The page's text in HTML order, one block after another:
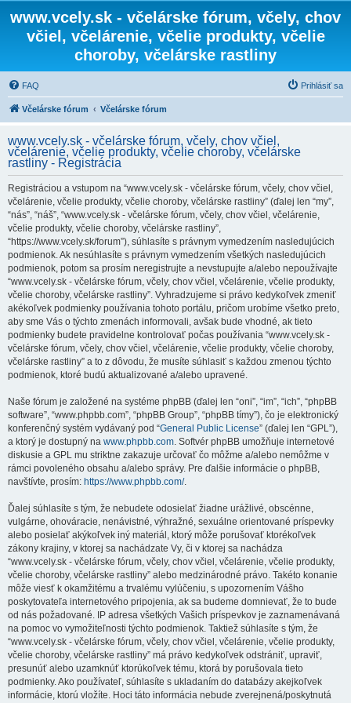
www.vcely.sk - včelárske fórum, včely, chov
včiel, včelárenie, včelie produkty, včelie
choroby, včelárske rastliny
FAQ Prihlásiť sa
Včelárske fórum Včelárske fórum
www.vcely.sk - včelárske fórum, včely, chov včiel,
včelárenie, včelie produkty, včelie choroby, včelárske
rastliny - Registrácia
Registráciou a vstupom na “www.vcely.sk - včelárske fórum, včely, chov včiel,
včelárenie, včelie produkty, včelie choroby, včelárske rastliny” (ďalej len “my”,
“nás”, “náš”, “www.vcely.sk - včelárske fórum, včely, chov včiel, včelárenie,
včelie produkty, včelie choroby, včelárske rastliny”,
“https://www.vcely.sk/forum”), súhlasíte s právnym vymedzením nasledujúcich
podmienok. Ak nesúhlasíte s právnym vymedzením všetkých nasledujúcich
podmienok, potom sa prosím neregistrujte a nevstupujte a/alebo nepoužívajte
“www.vcely.sk - včelárske fórum, včely, chov včiel, včelárenie, včelie produkty,
včelie choroby, včelárske rastliny”. Vyhradzujeme si právo kedykoľvek zmeniť
akékoľvek podmienky používania tohoto portálu, pričom urobíme všetko preto,
aby sme Vás o týchto zmenách informovali, avšak bude vhodné, ak tieto
podmienky budete pravidelne kontrolovať počas používania “www.vcely.sk -
včelárske fórum, včely, chov včiel, včelárenie, včelie produkty, včelie choroby,
včelárske rastliny” a to z dôvodu, že musíte súhlasiť s každou zmenou týchto
podmienok, ktoré budú aktualizované a/alebo upravené.
Naše fórum je založené na systéme phpBB (ďalej len “oni”, “im”, “ich”, “phpBB
software”, “www.phpbb.com”, “phpBB Group”, “phpBB tímy”), čo je elektronický
konferenčný systém vydávaný pod “General Public License” (ďalej len “GPL”),
a ktorý je dostupný na www.phpbb.com. Softvér phpBB umožňuje internetové
diskusie a GPL mu striktne zakazuje určovať čo môžme a/alebo nemôžme v
rámci povoleného obsahu a/alebo správy. Pre ďalšie informácie o phpBB,
navštívte, prosím: https://www.phpbb.com/.
Ďalej súhlasíte s tým, že nebudete odosielať žiadne urážlivé, obscénne,
vulgárne, ohováracie, nenávistné, výhražné, sexuálne orientované príspevky
alebo posielať akýkoľvek iný materiál, ktorý môže porušovať ktorékoľvek
zákony krajiny, v ktorej sa nachádzate Vy, či v ktorej sa nachádza
“www.vcely.sk - včelárske fórum, včely, chov včiel, včelárenie, včelie produkty,
včelie choroby, včelárske rastliny” alebo medzinárodné právo. Takéto konanie
môže viesť k okamžitému a trvalému vylúčeniu, s upozornením Vášho
poskytovateľa internetového pripojenia, ak sa budeme domnievať, že to bude
od nás požadované. IP adresa všetkých Vašich príspevkov je zaznamenávaná
na pomoc vo vymožiteľnosti týchto podmienok. Taktiež súhlasíte s tým, že
“www.vcely.sk - včelárske fórum, včely, chov včiel, včelárenie, včelie produkty,
včelie choroby, včelárske rastliny” má právo kedykoľvek odstrániť, upraviť,
presunúť alebo uzamknúť ktorúkoľvek tému, ktorá by porušovala tieto
podmienky. Ako používateľ, súhlasíte s ukladaním do databázy akejkoľvek
informácie, ktorú vložíte. Hoci táto informácia nebude zverejnená/poskytnutá